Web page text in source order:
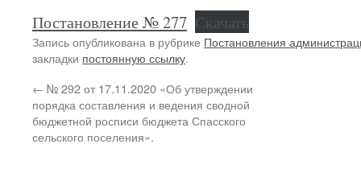
Постановление № 277 Скачать
Запись опубликована в рубрике Постановления
закладки постоянную ссылку.
← № 292 от 17.11.2020 «Об утверждении
порядка составления и ведения сводной
бюджетной росписи бюджета Спасского
сельского поселения».